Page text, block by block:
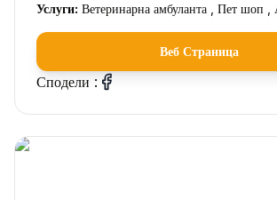
Услуги: Ветеринарна амбуланта , Пет шоп ,
Веб Страница
Сподели :